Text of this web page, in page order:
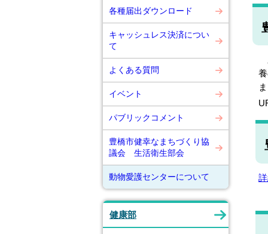
各種届出ダウンロード
キャッシュレス決済につい
て
よくある質問
イベント
パブリックコメント
豊橋市健幸なまちづくり協
議会 生活衛生部会
動物愛護センターについて
健康部